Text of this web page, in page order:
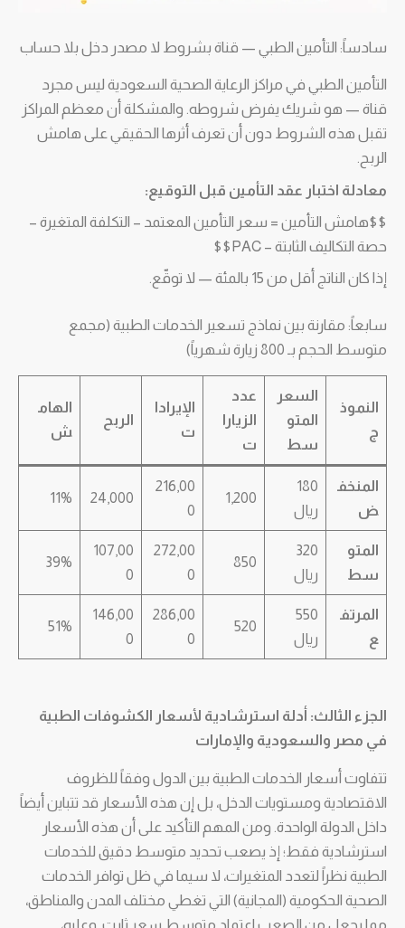
سادساً: التأمين الطبي — قناة بشروط لا مصدر دخل بلا حساب
التأمين الطبي في مراكز الرعاية الصحية السعودية ليس مجرد
قناة — هو شريك يفرض شروطه. والمشكلة أن معظم المراكز
تقبل هذه الشروط دون أن تعرف أثرها الحقيقي على هامش
الربح.
معادلة اختبار عقد التأمين قبل التوقيع:
$$هامش التأمين = سعر التأمين المعتمد – التكلفة المتغيرة –
حصة التكاليف الثابتة – PAC$$
إذا كان الناتج أقل من 15 بالمئة — لا توقّع.
سابعاً: مقارنة بين نماذج تسعير الخدمات الطبية (مجمع
متوسط الحجم بـ 800 زيارة شهرياً)
النموذ
ج
السعر
المتو
سط
عدد
الزيارا
ت
الإيرادا
ت
الربح
الهام
ش
المنخف
ض
180
ريال
1,200
216,00
0
24,000
11%
المتو
سط
320
ريال
850
272,00
0
107,00
0
39%
المرتف
ع
550
ريال
520
286,00
0
146,00
0
51%
الجزء الثالث: أدلة استرشادية لأسعار الكشوفات الطبية
في مصر والسعودية والإمارات
تتفاوت أسعار الخدمات الطبية بين الدول وفقاً للظروف
الاقتصادية ومستويات الدخل، بل إن هذه الأسعار قد تتباين أيضاً
داخل الدولة الواحدة. ومن المهم التأكيد على أن هذه الأسعار
استرشادية فقط؛ إذ يصعب تحديد متوسط دقيق للخدمات
الطبية نظراً لتعدد المتغيرات، لا سيما في ظل توافر الخدمات
الصحية الحكومية (المجانية) التي تغطي مختلف المدن والمناطق،
مما يجعل من الصعب اعتماد متوسط سعر ثابت. وعليه،